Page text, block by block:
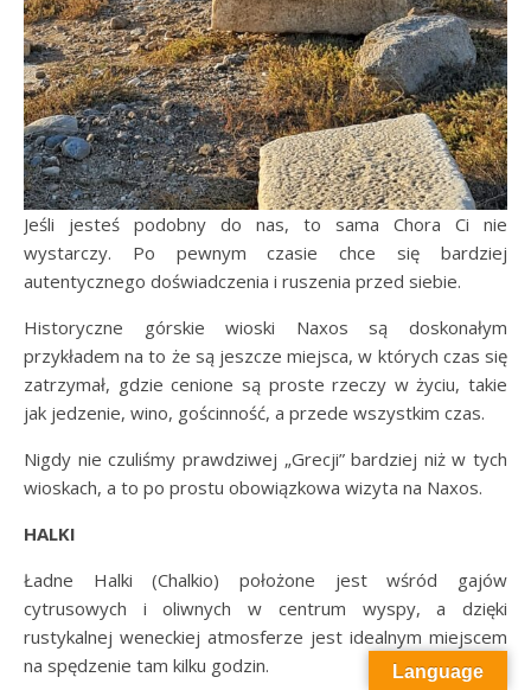
Jeśli jesteś podobny do nas, to sama Chora Ci nie
wystarczy. Po pewnym czasie chce się bardziej
autentycznego doświadczenia i ruszenia przed siebie.
Historyczne górskie wioski Naxos są doskonałym
przykładem na to że są jeszcze miejsca, w których czas się
zatrzymał, gdzie cenione są proste rzeczy w życiu, takie
jak jedzenie, wino, gościnność, a przede wszystkim czas.
Nigdy nie czuliśmy prawdziwej „Grecji” bardziej niż w tych
wioskach, a to po prostu obowiązkowa wizyta na Naxos.
HALKI
Ładne Halki (Chalkio) położone jest wśród gajów
cytrusowych i oliwnych w centrum wyspy, a dzięki
rustykalnej weneckiej atmosferze jest idealnym miejscem
na spędzenie tam kilku godzin.
Language